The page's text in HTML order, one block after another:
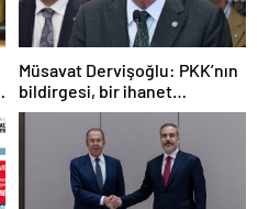
Müsavat Dervişoğlu: PKK’nın
bildirgesi, bir ihanet
açıklamasıdır